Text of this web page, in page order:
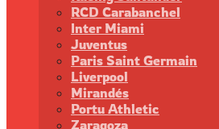
RCD Carabanchel
Inter Miami
Juventus
Paris Saint Germain
Liverpool
Mirandés
Portu Athletic
Zaragoza